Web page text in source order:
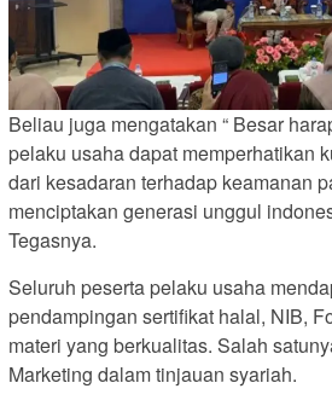
Beliau juga mengatakan “ Besar
pelaku usaha dapat memperhatikan
dari kesadaran terhadap keamanan
menciptakan generasi unggul
Tegasnya.
Seluruh peserta pelaku usaha
pendampingan sertifikat halal, NIB,
materi yang berkualitas. Salah
Marketing dalam tinjauan syariah.